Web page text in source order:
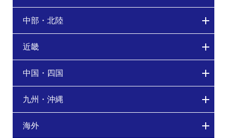
中部・北陸
近畿
中国・四国
九州・沖縄
海外